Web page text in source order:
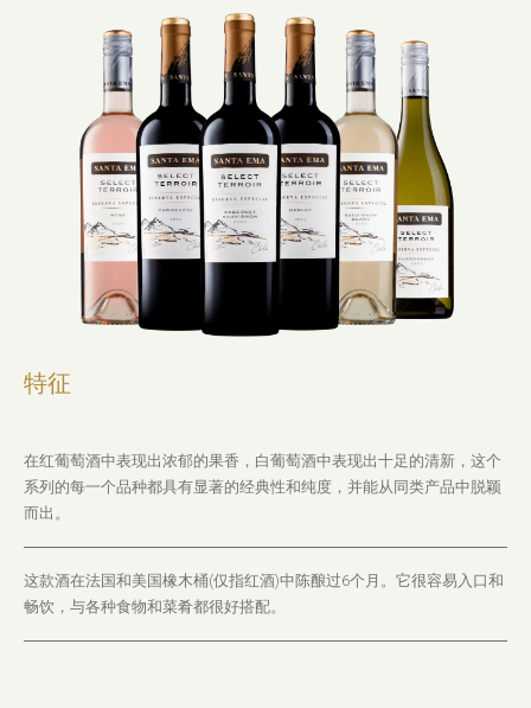
特征
在红葡萄酒中表现出浓郁的果香，白葡萄酒中表现出十足的清新，这个
系列的每一个品种都具有显著的经典性和纯度，并能从同类产品中脱颖
而出。
这款酒在法国和美国橡木桶(仅指红酒)中陈酿过6个月。它很容易入口和
畅饮，与各种食物和菜肴都很好搭配。